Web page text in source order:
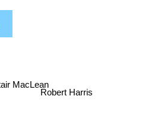
Robert Harris
MacLean